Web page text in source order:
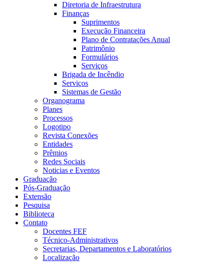
Diretoria de Infraestrutura
Finanças
Suprimentos
Execução Financeira
Plano de Contratações Anual
Patrimônio
Formulários
Serviços
Brigada de Incêndio
Serviços
Sistemas de Gestão
Organograma
Planes
Processos
Logotipo
Revista Conexões
Entidades
Prêmios
Redes Sociais
Noticias e Eventos
Graduação
Pós-Graduação
Extensão
Pesquisa
Biblioteca
Contato
Docentes FEF
Técnico-Administrativos
Secretarias, Departamentos e Laboratórios
Localização